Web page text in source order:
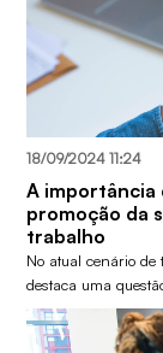
18/09/2024 11:24
A importância
promoção da
trabalho
No atual cenário de
destaca uma